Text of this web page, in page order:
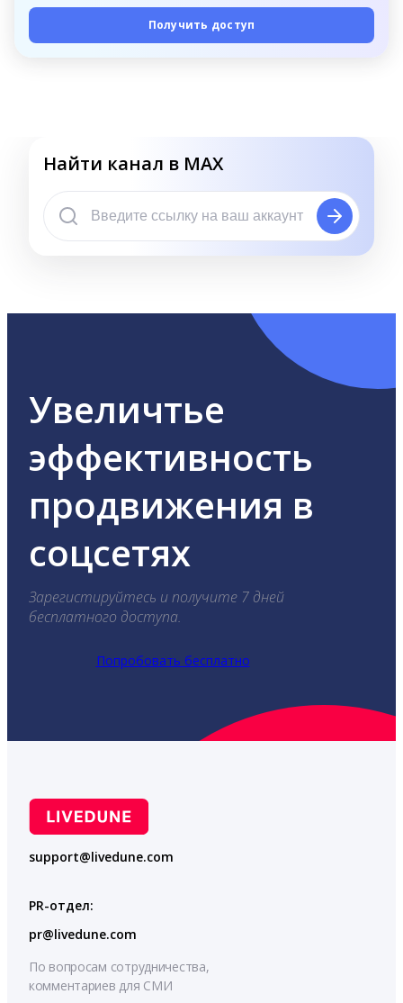
Получить доступ
Найти канал в MAX
Увеличтье
эффективность
продвижения в
соцсетях
Зарегистируйтесь и получите 7 дней
бесплатного доступа.
Попробовать бесплатно
support@livedune.com
PR-отдел:
pr@livedune.com
По вопросам сотрудничества,
комментариев для СМИ